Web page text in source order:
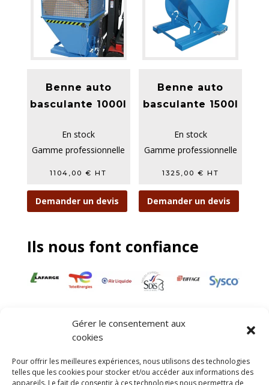
Gérer le consentement aux
cookies
Pour offrir les meilleures expériences, nous utilisons des technologies
telles que les cookies pour stocker et/ou accéder aux informations des
appareils. Le fait de consentir à ces technologies nous permettra de
Benne auto
basculante 1000l
En stock
Gamme professionnelle
1104,00€ HT
Demander un devis
Benne auto
basculante 1500l
En stock
Gamme professionnelle
1325,00 € HT
Demander un devis
Ils nous font confiance
Nacelles Transpalettes Rolls
CGV
Mentions légales